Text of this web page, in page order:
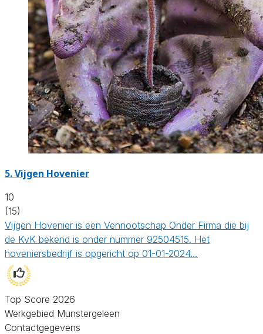
5.Vijgen Hovenier
10
(15)
Vijgen Hovenier is een Vennootschap Onder Firma die bij
de KvK bekend is onder nummer 92504515. Het
hoveniersbedrijf is opgericht op 01-01-2024…
Top Score 2026
Werkgebied Munstergeleen
Contactgegevens